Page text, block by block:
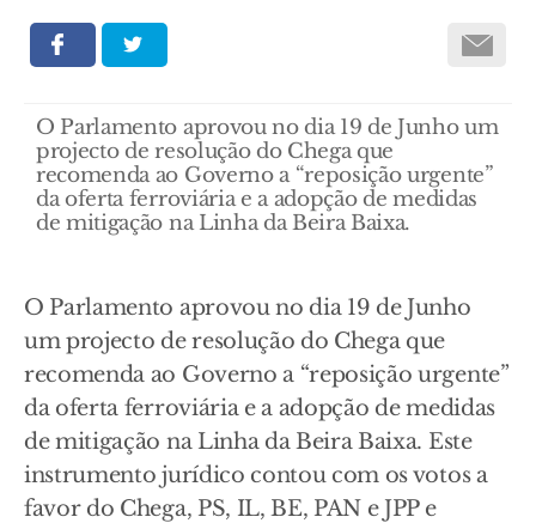
O Parlamento aprovou no dia 19 de Junho um
projecto de resolução do Chega que
recomenda ao Governo a “reposição urgente”
da oferta ferroviária e a adopção de medidas
de mitigação na Linha da Beira Baixa.
O Parlamento aprovou no dia 19 de Junho
um projecto de resolução do Chega que
recomenda ao Governo a “reposição urgente”
da oferta ferroviária e a adopção de medidas
de mitigação na Linha da Beira Baixa. Este
instrumento jurídico contou com os votos a
favor do Chega, PS, IL, BE, PAN e JPP e